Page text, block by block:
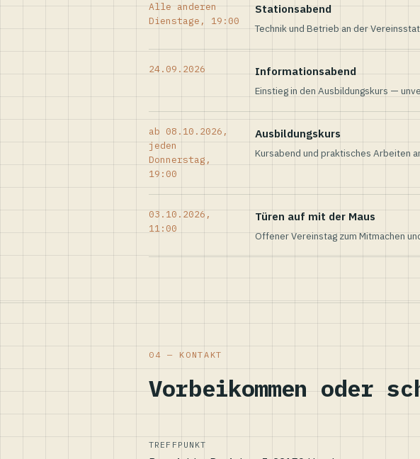
Alle anderen
Dienstage, 19:00
Stationsabend
Technik und Betrieb an der
24.09.2026 Informationsabend
Einstieg in den Ausbildungskurs —
ab 08.10.2026,
jeden
Donnerstag,
19:00
Ausbildungskurs
Kursabend und praktisches Arbeiten
03.10.2026,
11:00
Türen auf mit der Maus
Offener Vereinstag zum Mitmachen
04 — KONTAKT
Vorbeikommen oder
TREFFPUNKT